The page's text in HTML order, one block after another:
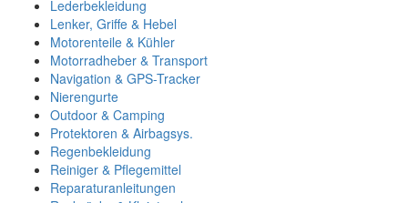
Lederbekleidung
Lenker, Griffe & Hebel
Motorenteile & Kühler
Motorradheber & Transport
Navigation & GPS-Tracker
Nierengurte
Outdoor & Camping
Protektoren & Airbagsys.
Regenbekleidung
Reiniger & Pflegemittel
Reparaturanleitungen